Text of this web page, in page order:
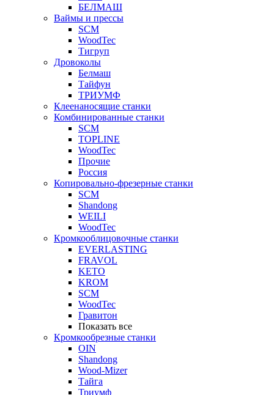
БЕЛМАШ
Ваймы и прессы
SCM
WoodTec
Тигруп
Дровоколы
Белмаш
Тайфун
ТРИУМФ
Клеенаносящие станки
Комбинированные станки
SCM
TOPLINE
WoodTec
Прочие
Россия
Копировально-фрезерные станки
SCM
Shandong
WEILI
WoodTec
Кромкооблицовочные станки
EVERLASTING
FRAVOL
KETO
KROM
SCM
WoodTec
Гравитон
Показать все
Кромкообрезные станки
OIN
Shandong
Wood-Mizer
Тайга
Триумф